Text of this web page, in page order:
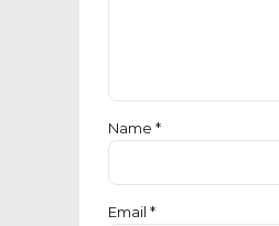
Name *
Email *